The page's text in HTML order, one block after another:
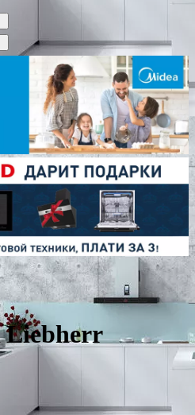
Liebherr